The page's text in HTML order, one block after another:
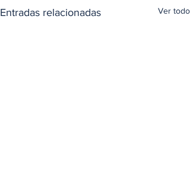
Entradas relacionadas Ver todo